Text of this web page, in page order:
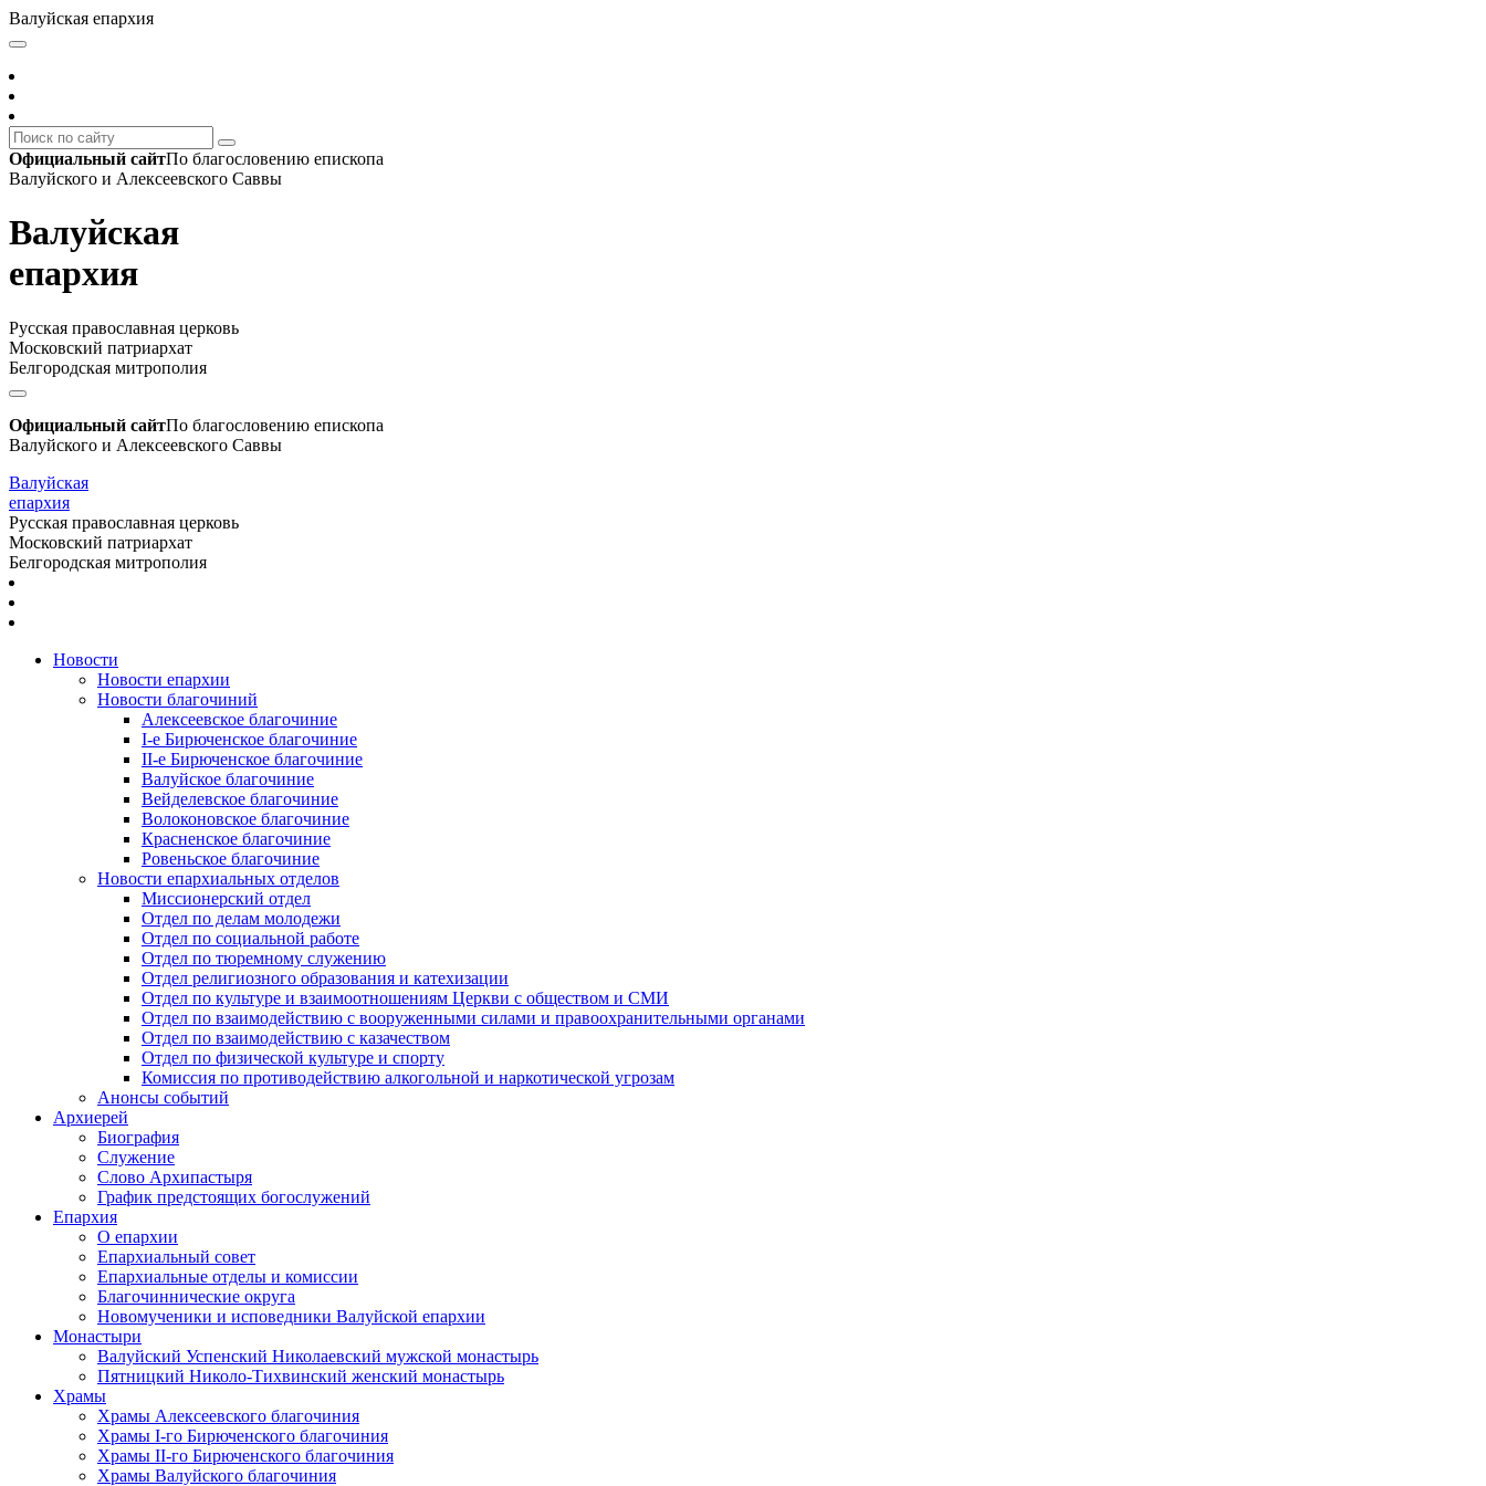
Валуйская епархия
Официальный сайтПо благословению епископа
Валуйского и Алексеевского Саввы
Валуйская
епархия
Русская православная церковь
Московский патриархат
Белгородская митрополия
Официальный сайтПо благословению епископа
Валуйского и Алексеевского Саввы
Валуйская
епархия
Русская православная церковь
Московский патриархат
Белгородская митрополия
Новости
Новости епархии
Новости благочиний
Алексеевское благочиние
I-е Бирюченское благочиние
II-е Бирюченское благочиние
Валуйское благочиние
Вейделевское благочиние
Волоконовское благочиние
Красненское благочиние
Ровеньское благочиние
Новости епархиальных отделов
Миссионерский отдел
Отдел по делам молодежи
Отдел по социальной работе
Отдел по тюремному служению
Отдел религиозного образования и катехизации
Отдел по культуре и взаимоотношениям Церкви с обществом и СМИ
Отдел по взаимодействию с вооруженными силами и правоохранительными органами
Отдел по взаимодействию с казачеством
Отдел по физической культуре и спорту
Комиссия по противодействию алкогольной и наркотической угрозам
Анонсы событий
Архиерей
Биография
Служение
Слово Архипастыря
График предстоящих богослужений
Епархия
О епархии
Епархиальный совет
Епархиальные отделы и комиссии
Благочиннические округа
Новомученики и исповедники Валуйской епархии
Монастыри
Валуйский Успенский Николаевский мужской монастырь
Пятницкий Николо-Тихвинский женский монастырь
Храмы
Храмы Алексеевского благочиния
Храмы I-го Бирюченского благочиния
Храмы II-го Бирюченского благочиния
Храмы Валуйского благочиния